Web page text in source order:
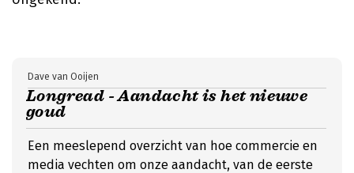
Longread - Aandacht is het nieuwe
goud
Dave van Ooijen
Een meeslepend overzicht van hoe commercie en
media vechten om onze aandacht, van de eerste